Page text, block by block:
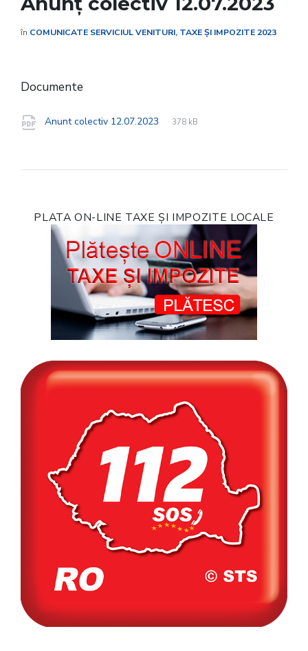
în COMUNICATE SERVICIUL VENITURI, TAXE ȘI IMPOZITE 2023
Documente
Anunt colectiv 12.07.2023
File
pdf
File
378 kB
PLATA ON-LINE TAXE ȘI IMPOZITE LOCALE